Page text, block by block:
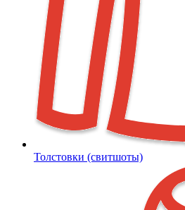
Толстовки (свитшоты)